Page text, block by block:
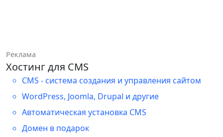
Реклама
Хостинг для CMS
CMS - система создания и управления сайтом
WordPress, Joomla, Drupal и другие
Автоматическая установка CMS
Домен в подарок